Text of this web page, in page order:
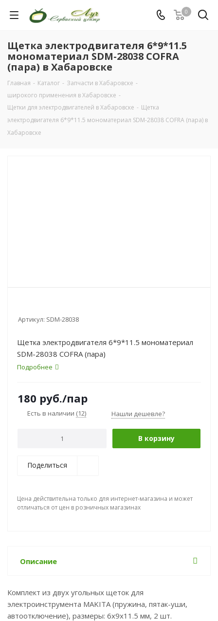
0
Щетка электродвигателя 6*9*11.5
мономатериал SDM-28038 COFRA
(пара) в Хабаровске
Главная - Каталог - Запчасти в Хабаровске -
широкого применения в Хабаровске -
Щетки для электродвигателей в Хабаровске - Щетка
электродвигателя 6*9*11.5 мономатериал SDM-28038 COFRA (пара) в
Хабаровске
Артикул: SDM-28038
Щетка электродвигателя 6*9*11.5 мономатериал
SDM-28038 COFRA (пара)
Подробнее
180 руб./пар
Есть в наличии (12) Нашли дешевле?
В корзину
Поделиться
Цена действительна только для интернет-магазина и может
отличаться от цен в розничных магазинах
Описание
Комплект из двух угольных щеток для
электроинструмента MAKITA (пружина, пятак-уши,
автоотключение), размеры: 6x9x11.5 мм, 2 шт.